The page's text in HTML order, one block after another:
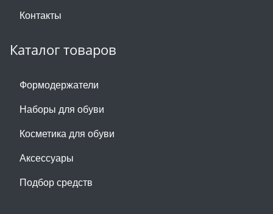
Контакты
Каталог товаров
Формодержатели
Наборы для обуви
Косметика для обуви
Аксессуары
Подбор средств